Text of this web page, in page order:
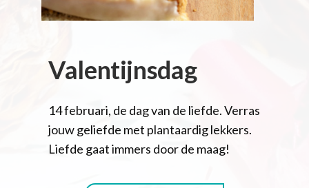
Valentijnsdag
14 februari, de dag van de liefde. Verras
jouw geliefde met plantaardig lekkers.
Liefde gaat immers door de maag!